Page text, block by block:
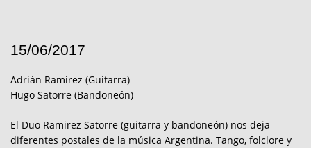
15/06/2017
Adrián Ramirez (Guitarra)
Hugo Satorre (Bandoneón)
El Duo Ramirez Satorre (guitarra y bandoneón) nos deja
diferentes postales de la música Argentina. Tango, folclore y